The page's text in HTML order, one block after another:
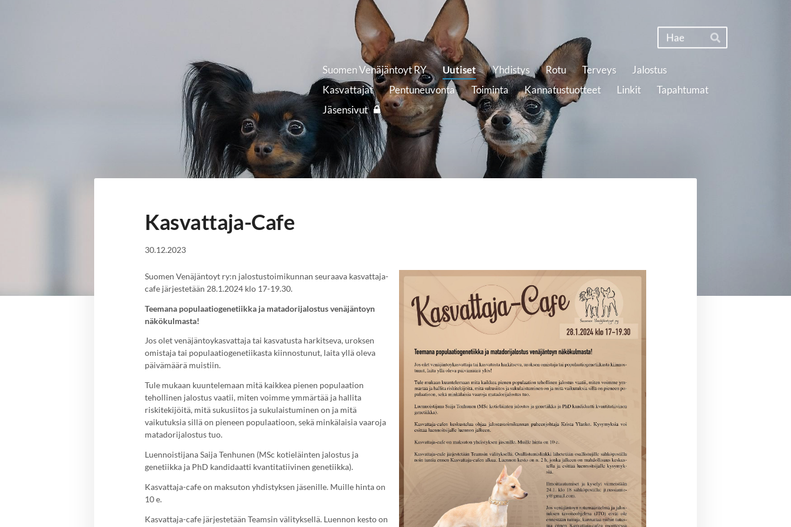
Hae
Suomen Venäjäntoyt RY Uutiset Yhdistys Rotu Terveys
Jalostus
Kasvattajat
Pentuneuvonta Toiminta Kannatustuotteet Linkit
Tapahtumat
Jäsensivut
Kasvattaja-Cafe
30.12.2023
Suomen Venäjäntoyt ry:n jalostustoimikunnan seuraava kasvattaja-
cafe järjestetään 28.1.2024 klo 17-19.30.
Teemana populaatiogenetiikka ja matadorijalostus venäjäntoyn
näkökulmasta!
Jos olet venäjäntoykasvattaja tai kasvatusta harkitseva, uroksen
omistaja tai populaatiogenetiikasta kiinnostunut, laita yllä oleva
päivämäärä muistiin.
Tule mukaan kuuntelemaan mitä kaikkea pienen populaation
tehollinen jalostus vaatii, miten voimme ymmärtää ja hallita
riskitekijöitä, mitä sukusiitos ja sukulaistuminen on ja mitä
vaikutuksia sillä on pieneen populaatioon, sekä minkälaisia vaaroja
matadorijalostus tuo.
Luennoistijana Saija Tenhunen (MSc kotieläinten jalostus ja
genetiikka ja PhD kandidaatti kvantitatiivinen genetiikka).
Kasvattaja-cafe on maksuton yhdistyksen jäsenille. Muille hinta on
10 e.
Kasvattaja-cafe järjestetään Teamsin välityksellä. Luennon kesto on